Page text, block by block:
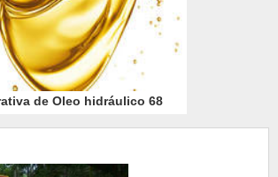
de Oleo hidráulico 68